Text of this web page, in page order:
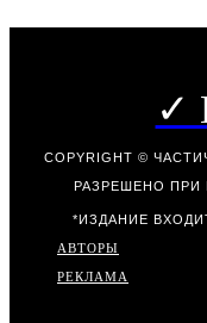
✓
COPYRIGHT ©
РАЗРЕШЕНО ПРИ
*ИЗДАНИЕ
АВТОРЫ
РЕКЛАМА